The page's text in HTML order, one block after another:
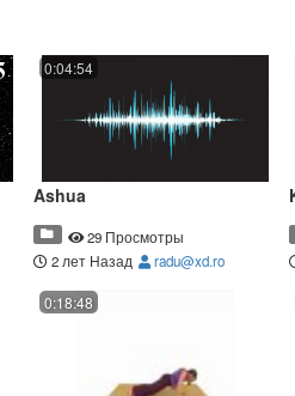
0:04:54
Ashua
29 Просмотры
2 лет Назад
radu@xd.ro
0:18:48